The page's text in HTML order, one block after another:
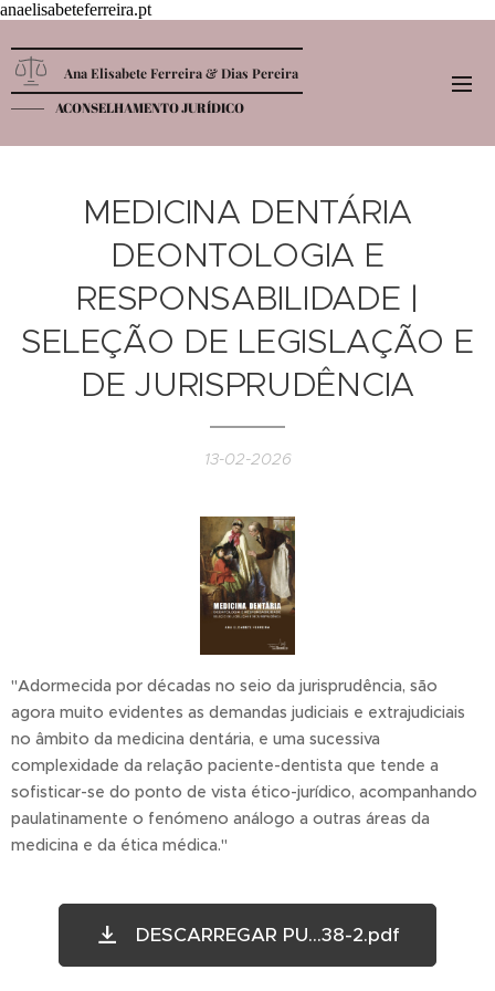
anaelisabeteferreira.pt
Ana Elisabete Ferreira & Dias Pereira
ACONSELHAMENTO JURÍDICO
MEDICINA DENTÁRIA
DEONTOLOGIA E
RESPONSABILIDADE |
SELEÇÃO DE LEGISLAÇÃO E
DE JURISPRUDÊNCIA
13-02-2026
"Adormecida por décadas no seio da jurisprudência, são
agora muito evidentes as demandas judiciais e extrajudiciais
no âmbito da medicina dentária, e uma sucessiva
complexidade da relação paciente-dentista que tende a
sofisticar-se do ponto de vista ético-jurídico, acompanhando
paulatinamente o fenómeno análogo a outras áreas da
medicina e da ética médica."
DESCARREGAR PU...38-2.pdf